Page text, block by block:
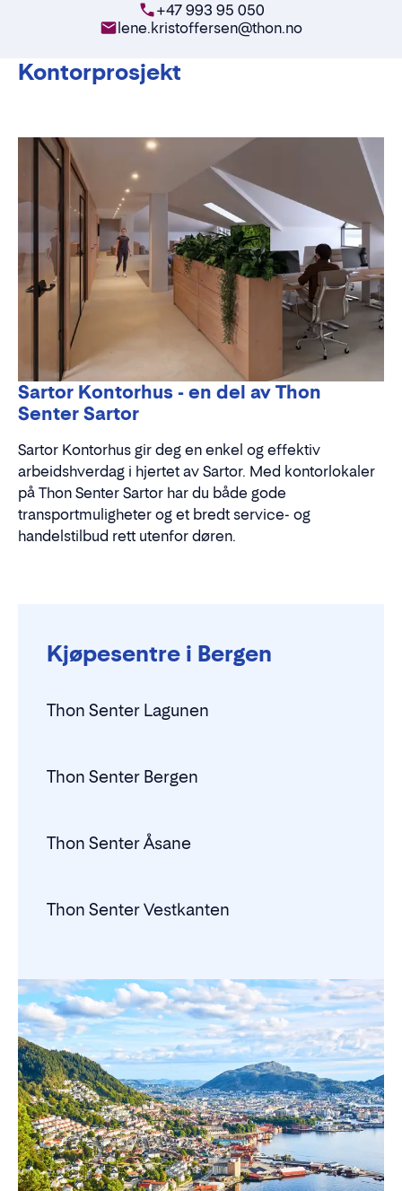
+47 993 95 050
lene.kristoffersen@thon.no
Kontorprosjekt
Sartor Kontorhus - en del av Thon
Senter Sartor
Sartor Kontorhus gir deg en enkel og effektiv
arbeidshverdag i hjertet av Sartor. Med kontorlokaler
på Thon Senter Sartor har du både gode
transportmuligheter og et bredt service- og
handelstilbud rett utenfor døren.
Kjøpesentre i Bergen
Thon Senter Lagunen
Thon Senter Bergen
Thon Senter Åsane
Thon Senter Vestkanten